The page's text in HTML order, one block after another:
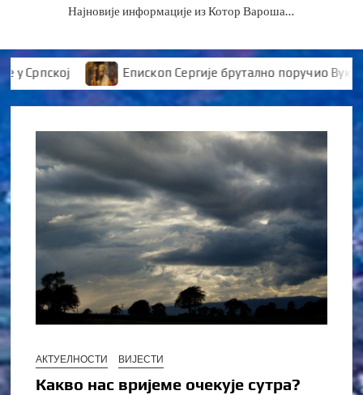
Најновије информације из Котор Вароша…
Епископ Сергије брутално поручио
АКТУЕЛНОСТИ ВИЈЕСТИ
Какво нас вријеме очекује сутра?